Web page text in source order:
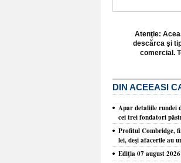
Atenţie:
descărca şi
comercial.
DIN ACEEASI
Apar detaliile rundei
cei trei fondatori
Profitul Combridge,
lei, deşi afacerile au
Ediţia 07 august